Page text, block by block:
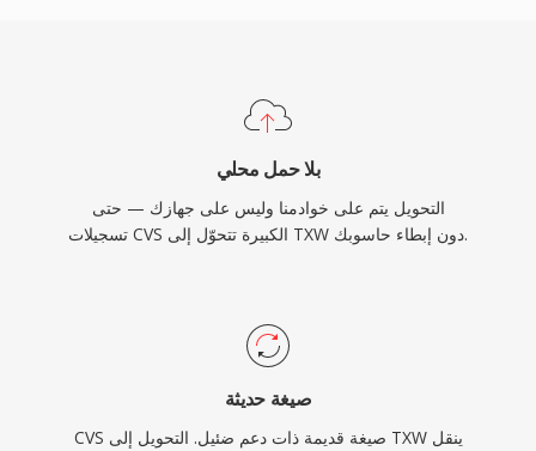
بلا حمل محلي
التحويل يتم على خوادمنا وليس على جهازك — حتى
تسجيلات CVS الكبيرة تتحوّل إلى TXW دون إبطاء حاسوبك.
صيغة حديثة
CVS صيغة قديمة ذات دعم ضئيل. التحويل إلى TXW ينقل